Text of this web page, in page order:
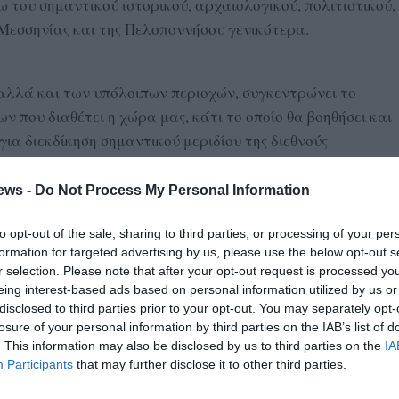
- Do Not Process My Personal Information
opt-out of the sale, sharing to third parties, or processing of your
for targeted advertising by us, please use the below opt-out
selection. Please note that after your opt-out request is processed
interest-based ads based on personal information utilized by us
to third parties prior to your opt-out. You may separately
of your personal information by third parties on the IAB’s list of
This information may also be disclosed by us to third parties on the
Participants that may further disclose it to other third parties.
σημαντικού ιστορικού, αρχαιολογικού, πολιτιστικού,
και της Πελοποννήσου γενικότερα.
και των υπόλοιπων περιοχών, συγκεντρώνει το
που διαθέτει η χώρα μας, κάτι το οποίο θα βοηθήσει και
διεκδίκηση σημαντικού μεριδίου της διεθνούς
Ένωσης Ξενοδόχων Μεσσηνίας ότι ο τουρισμός ως
πλήγμα με αβέβαιο το μέλλον, τουλάχιστον ως προς τις
όπως είπε, ότι από την κλιματική αλλαγή ως τις
στην οικονομία μέχρι τα περιβαλλοντικά ζητήματα ή
ή βλάπτεται ανάλογα.
να υπάρξουν συνεργασίες και συνενώσεις δυνάμεων,
και ενδιαφερόντων να είναι όσο το δυνατόν πιο
χώρας μας.